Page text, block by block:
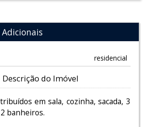
residencial
Descrição do Imóvel
em sala, cozinha, sacada, 3
banheiros.